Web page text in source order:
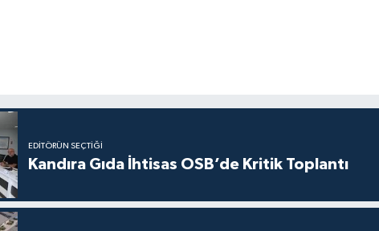
EDITÖRÜN SEÇTIĞI
Kandıra Gıda İhtisas OSB’de Kritik Toplantı